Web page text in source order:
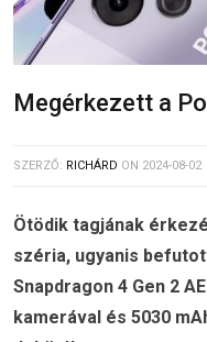
Megérkezett a
SZERZŐ: RICHÁRD ON 2024-08-02
Ötödik tagjának
széria, ugyanis
Snapdragon 4 Gen 2
kamerával és 5030